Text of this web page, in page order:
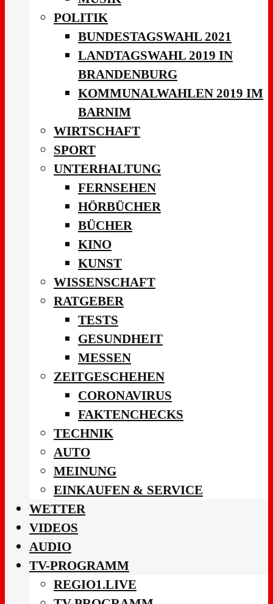
POLITIK
BUNDESTAGSWAHL 2021
LANDTAGSWAHL 2019 IN
BRANDENBURG
KOMMUNALWAHLEN 2019 IM
BARNIM
WIRTSCHAFT
SPORT
UNTERHALTUNG
FERNSEHEN
HÖRBÜCHER
BÜCHER
KINO
KUNST
WISSENSCHAFT
RATGEBER
TESTS
GESUNDHEIT
MESSEN
ZEITGESCHEHEN
CORONAVIRUS
FAKTENCHECKS
TECHNIK
AUTO
MEINUNG
EINKAUFEN & SERVICE
WETTER
VIDEOS
AUDIO
TV-PROGRAMM
REGIO1.LIVE